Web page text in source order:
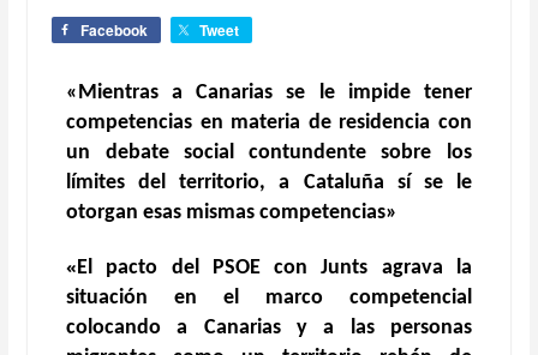
Facebook Tweet
«Mientras a Canarias se le impide tener
competencias en materia de residencia con
un debate social contundente sobre los
límites del territorio, a Cataluña sí se le
otorgan esas mismas competencias»
«El pacto del PSOE con Junts agrava la
situación en el marco competencial
colocando a Canarias y a las personas